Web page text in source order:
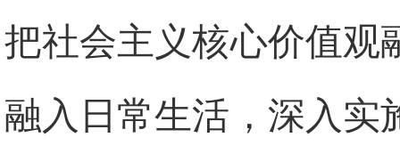
把社会主义核心价值观
融入日常生活，深入实